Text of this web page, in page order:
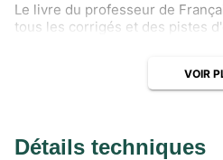
Le livre du professeur de
tous les corrigés et des pistes
VOIR
Détails techniques